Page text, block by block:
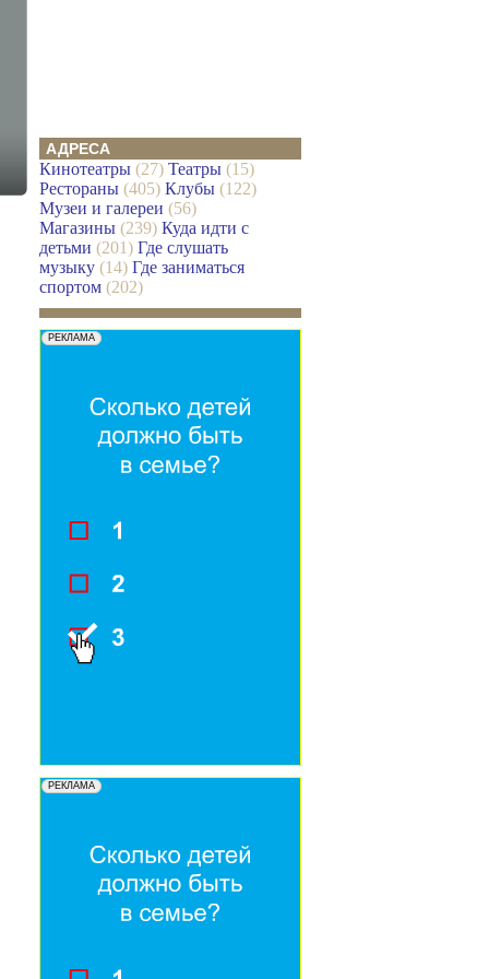
АДРЕСА
Кинотеатры(27) Театры(15)
Рестораны(405) Клубы(122)
Музеи и галереи (56)
Магазины(239) Куда идти с
детьми (201) Где слушать
музыку(14) Где заниматься
спортом(202)